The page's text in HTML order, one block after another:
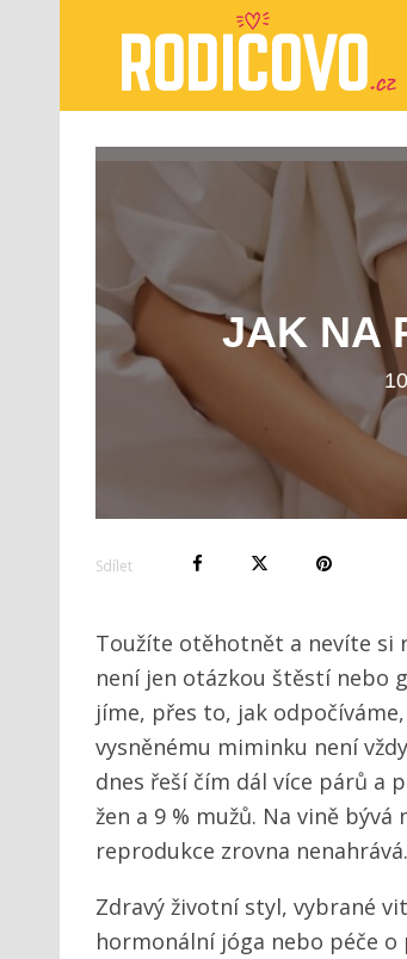
JAK NA
Sdílet
Toužíte otěhotnět a nevíte si
není jen otázkou štěstí nebo
jíme, přes to, jak
vysněnému miminku není
dnes řeší čím dál více párů a
žen a 9 % mužů. Na vině
reprodukce zrovna
Zdravý životní styl, vybrané
hormonální jóga nebo péče